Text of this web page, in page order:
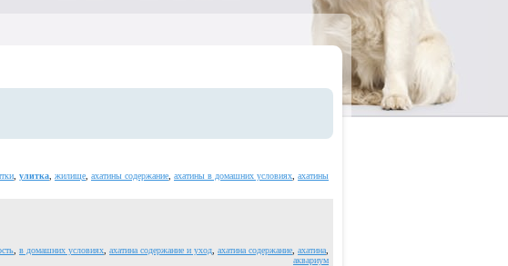
улитка жилище ахатины содержание ахатины в домашних условиях ахатины
в домашних условиях ахатина содержание и уход ахатина содержание ахатина
аквариум